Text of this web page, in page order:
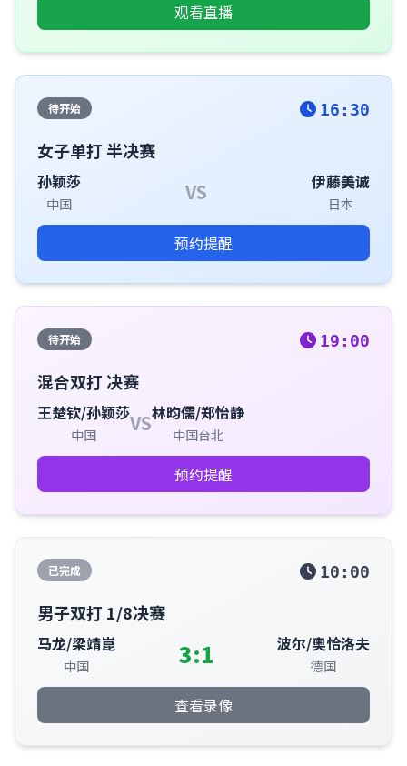
观看直播
待开始 16:30
女子单打 半决赛
孙颖莎
中国 VS 伊藤美诚
日本
预约提醒
待开始 19:00
混合双打 决赛
王楚钦/孙颖莎
中国 VS林昀儒/郑怡静
中国台北
预约提醒
已完成 10:00
男子双打 1/8决赛
马龙/梁靖崑
中国 3:1 波尔/奥恰洛夫
德国
查看录像